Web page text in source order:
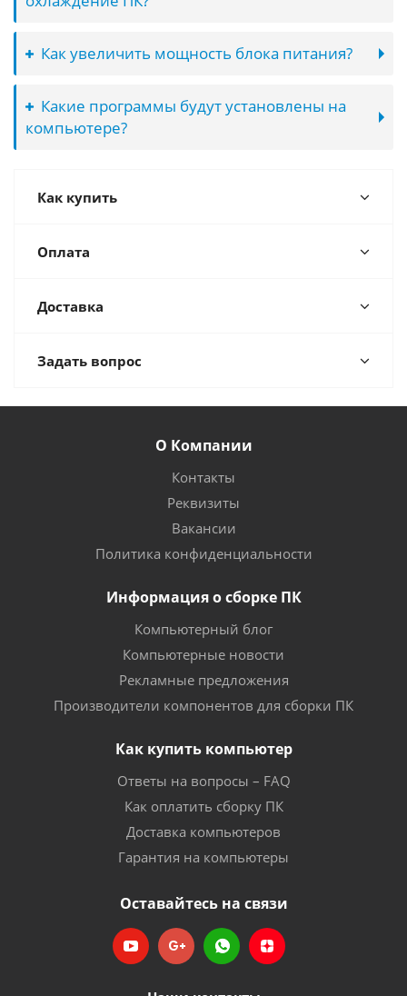
Как увеличить мощность блока питания?
Какие программы будут установлены на
компьютере?
Как купить
Оплата
Доставка
Задать вопрос
О Компании
Контакты
Реквизиты
Вакансии
Политика конфиденциальности
Информация о сборке ПК
Компьютерный блог
Компьютерные новости
Рекламные предложения
Производители компонентов для сборки ПК
Как купить компьютер
Ответы на вопросы – FAQ
Как оплатить сборку ПК
Доставка компьютеров
Гарантия на компьютеры
Оставайтесь на связи